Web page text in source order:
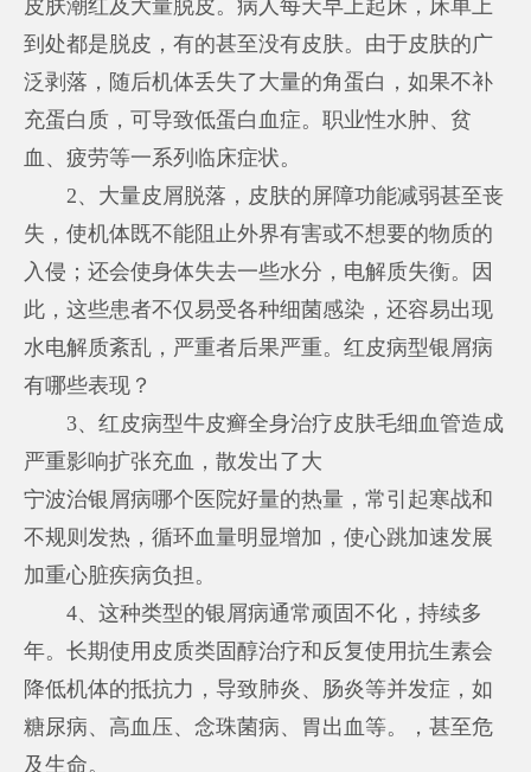
皮肤潮红及大量脱皮。病人每天早上起床，床单上
到处都是脱皮，有的甚至没有皮肤。由于皮肤的广
泛剥落，随后机体丢失了大量的角蛋白，如果不补
充蛋白质，可导致低蛋白血症。职业性水肿、贫
血、疲劳等一系列临床症状。
2、大量皮屑脱落，皮肤的屏障功能减弱甚至丧
失，使机体既不能阻止外界有害或不想要的物质的
入侵；还会使身体失去一些水分，电解质失衡。因
此，这些患者不仅易受各种细菌感染，还容易出现
水电解质紊乱，严重者后果严重。红皮病型银屑病
有哪些表现？
3、红皮病型牛皮癣全身治疗皮肤毛细血管造成
严重影响扩张充血，散发出了大
宁波治银屑病哪个医院好量的热量，常引起寒战和
不规则发热，循环血量明显增加，使心跳加速发展
加重心脏疾病负担。
4、这种类型的银屑病通常顽固不化，持续多
年。长期使用皮质类固醇治疗和反复使用抗生素会
降低机体的抵抗力，导致肺炎、肠炎等并发症，如
糖尿病、高血压、念珠菌病、胃出血等。，甚至危
及生命。